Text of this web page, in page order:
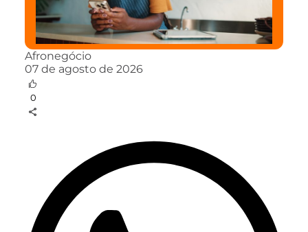
Afronegócio
07 de agosto de 2026
0